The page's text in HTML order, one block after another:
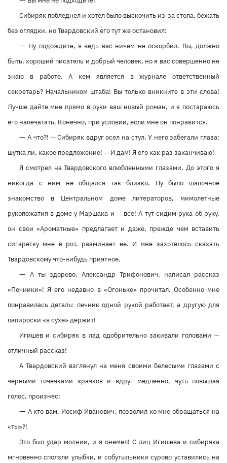
Сибиряк побледнел и хотел было выскочить из-за стола, бежать
без оглядки, но Твардовский его тут же остановил:
— Ну подождите, я ведь вас ничем не оскорбил. Вы, должно
быть, хороший писатель и добрый человек, но я вас совершенно не
знаю в работе. А кем является в журнале ответственный
секретарь? Начальником штаба! Вы только вникните в эти слова!
Лучше дайте мне прямо в руки ваш новый роман, и я постараюсь
его напечатать. Конечно, при условии, если мне он понравится.
—А что?! — Сибиряк вдруг осел на стул. У него забегали глаза:
шутка ли, какое предложение! — И дам! Я его как раз заканчиваю!
Я смотрел на Твардовского влюбленными глазами. До этого я
никогда с ним не общался так близко. Ну было шапочное
знакомство в Центральном доме литераторов, мимолетные
рукопожатия в доме у Маршака и — все! А тут сидим рука об руку,
он свои «Ароматные» предлагает и даже, прежде чем вставить
сигаретку мне в рот, разминает ее. И мне захотелось сказать
Твардовскому что-нибудь приятное.
— А ты здорово, Александр Трифонович, написал рассказ
«Печники»! Я его недавно в «Огоньке» прочитал. Особенно мне
понравилась деталь: печник одной рукой работает, а другую для
папироски «в сухе» держит!
Игишев и сибиряк в лад одобрительно закивали головами —
отличный рассказ!
А Твардовский взглянул на меня своими белесыми глазами с
черными точечками зрачков и вдруг медленно, чуть повышая
голос, произнес:
— А кто вам, Иосиф Иванович, позволил ко мне обращаться на
«ты»?!
Это был удар молнии, и я онемел! С лиц Игишева и сибиряка
мгновенно сползли улыбки, и собутыльники сурово уставились на